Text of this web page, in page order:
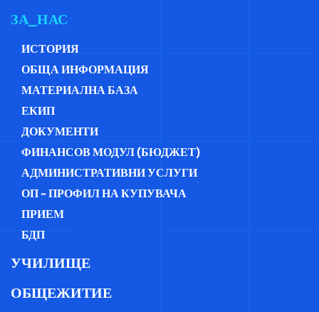
ЗА_НАС
ИСТОРИЯ
ОБЩА ИНФОРМАЦИЯ
МАТЕРИАЛНА БАЗА
ЕКИП
ДОКУМЕНТИ
ФИНАНСОВ МОДУЛ (БЮДЖЕТ)
АДМИНИСТРАТИВНИ УСЛУГИ
ОП - ПРОФИЛ НА КУПУВАЧА
ПРИЕМ
БДП
УЧИЛИЩЕ
ОБЩЕЖИТИЕ